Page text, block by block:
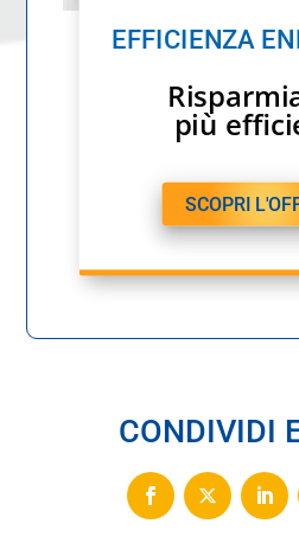
EFFICIENZA
più
SCOPRI
CONDIVIDI